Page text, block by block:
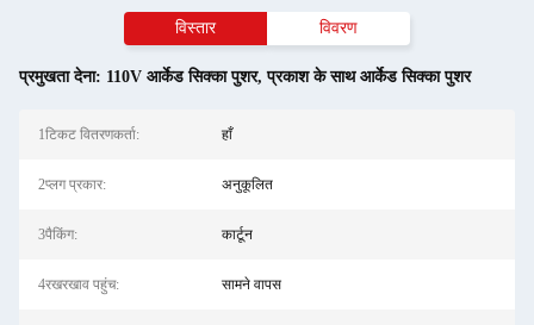
विस्तार विवरण
प्रमुखता देना: 110V आर्केड सिक्का पुशर,प्रकाश के साथ आर्केड सिक्का पुशर
1टिकट वितरणकर्ता: हाँ
2प्लग प्रकार: अनुकूलित
3पैकिंग: कार्टून
4रखरखाव पहुंच: सामने वापस